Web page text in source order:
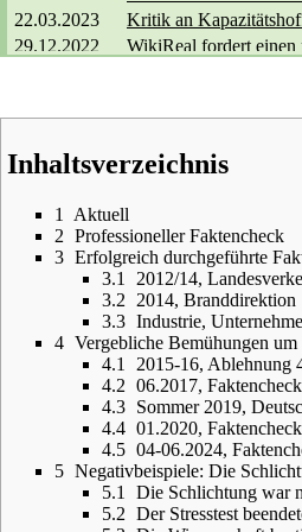
22.03.2023
Kritik an
29.12.2022 WikiReal fordert einen
22.10.2019
Herausforderung zum
07.06.2017
Einladung zur
10/11.2016
Anhörungen zu
07.03.2016
Mo-Demo,
26.02.2016 Statt dem zugesagten
18.01.2016 Auswertung der
10.01.2016 Heiner Geißler bringt
21.12.2015 OB zum Antrag:
30.11.2015 Der Faktencheck
19.11.2015
Antrag auf
07-09.2015
Der Faktencheck
01.07.2015
Im Zusammenhang
Inhaltsverzeichnis
1
Aktuell
2 Professioneller Faktencheck
3 Erfolgreich durchgeführte
3.1
2012/14,
3.2
2014, Branddirektion
3.3 Industrie,
4 Vergebliche Bemühungen um
4.1
2015-16, Ablehnung
4.2 06.2017,
4.3 Sommer 2019,
4.4 01.2020,
4.5 04-06.2024,
5 Negativbeispiele: Die
5.1
Die Schlichtung war
5.2 Der Stresstest